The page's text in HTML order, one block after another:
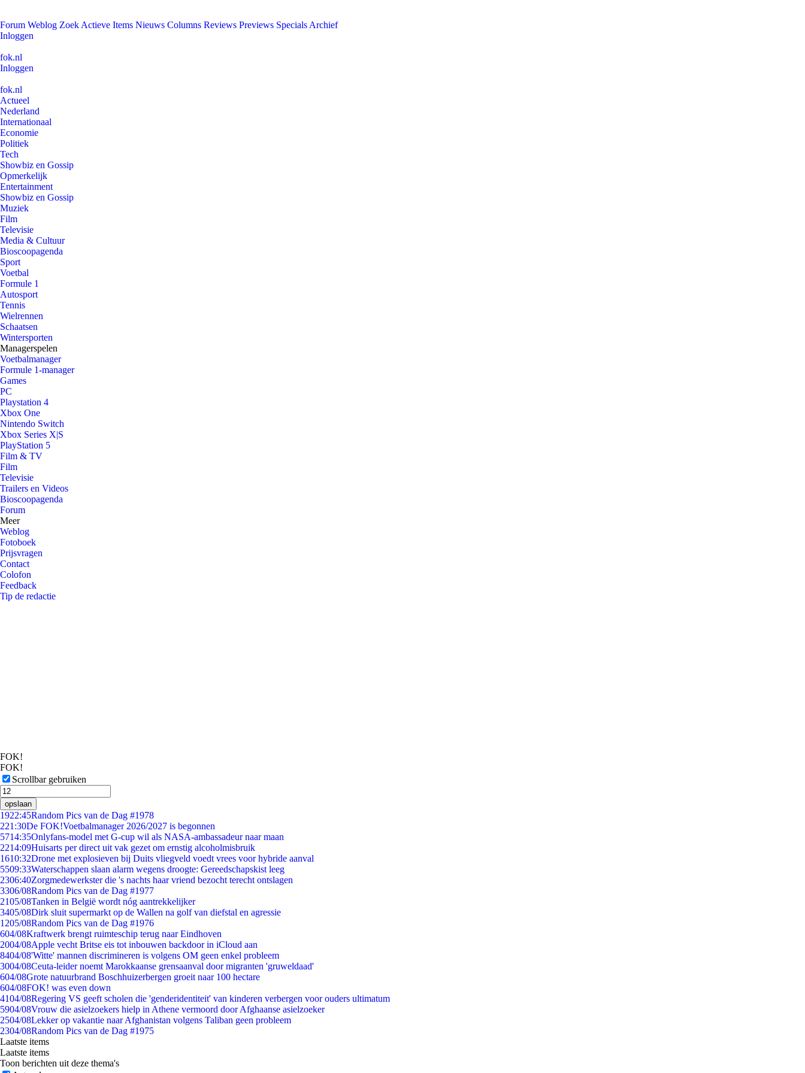
Forum Weblog Zoek Actieve Items Nieuws Columns Reviews Previews Specials Archief
Inloggen
fok.nl
Inloggen
fok.nl
Actueel
Nederland
Internationaal
Economie
Politiek
Tech
Showbiz en Gossip
Opmerkelijk
Entertainment
Showbiz en Gossip
Muziek
Film
Televisie
Media & Cultuur
Bioscoopagenda
Sport
Voetbal
Formule 1
Autosport
Tennis
Wielrennen
Schaatsen
Wintersporten
Managerspelen
Voetbalmanager
Formule 1-manager
Games
PC
Playstation 4
Xbox One
Nintendo Switch
Xbox Series X|S
PlayStation 5
Film & TV
Film
Televisie
Trailers en Videos
Bioscoopagenda
Forum
Meer
Weblog
Fotoboek
Prijsvragen
Contact
Colofon
Feedback
Tip de redactie
FOK!
FOK!
Scrollbar gebruiken
opslaan
1922:45Random Pics van de Dag #1978
221:30De FOK!Voetbalmanager 2026/2027 is begonnen
5714:35Onlyfans-model met G-cup wil als NASA-ambassadeur naar maan
2214:09Huisarts per direct uit vak gezet om ernstig alcoholmisbruik
1610:32Drone met explosieven bij Duits vliegveld voedt vrees voor hybride aanval
5509:33Waterschappen slaan alarm wegens droogte: Gereedschapskist leeg
2306:40Zorgmedewerkster die 's nachts haar vriend bezocht terecht ontslagen
3306/08Random Pics van de Dag #1977
2105/08Tanken in België wordt nóg aantrekkelijker
3405/08Dirk sluit supermarkt op de Wallen na golf van diefstal en agressie
1205/08Random Pics van de Dag #1976
604/08Kraftwerk brengt ruimteschip terug naar Eindhoven
2004/08Apple vecht Britse eis tot inbouwen backdoor in iCloud aan
8404/08'Witte' mannen discrimineren is volgens OM geen enkel probleem
3004/08Ceuta-leider noemt Marokkaanse grensaanval door migranten 'gruweldaad'
604/08Grote natuurbrand Boschhuizerbergen groeit naar 100 hectare
604/08FOK! was even down
4104/08Regering VS geeft scholen die 'genderidentiteit' van kinderen verbergen voor ouders ultimatum
5904/08Vrouw die asielzoekers hielp in Athene vermoord door Afghaanse asielzoeker
2504/08Lekker op vakantie naar Afghanistan volgens Taliban geen probleem
2304/08Random Pics van de Dag #1975
Laatste items
Laatste items
Toon berichten uit deze thema's